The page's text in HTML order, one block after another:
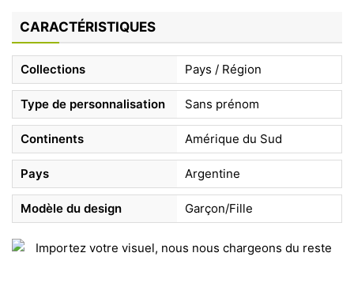
CARACTÉRISTIQUES
Collections Pays / Région
Type de personnalisation Sans prénom
Continents Amérique du Sud
Pays Argentine
Modèle du design Garçon/Fille